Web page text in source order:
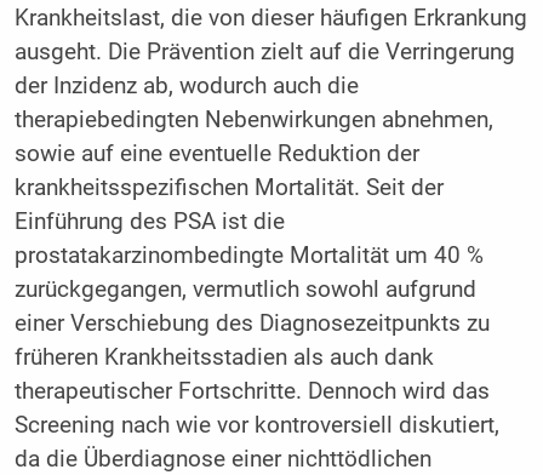
Krankheitslast, die von dieser häufigen Erkrankung
ausgeht. Die Prävention zielt auf die Verringerung
der Inzidenz ab, wodurch auch die
therapiebedingten Nebenwirkungen abnehmen,
sowie auf eine eventuelle Reduktion der
krankheitsspezifischen Mortalität. Seit der
Einführung des PSA ist die
prostatakarzinombedingte Mortalität um 40 %
zurückgegangen, vermutlich sowohl aufgrund
einer Verschiebung des Diagnosezeitpunkts zu
früheren Krankheitsstadien als auch dank
therapeutischer Fortschritte. Dennoch wird das
Screening nach wie vor kontroversiell diskutiert,
da die Überdiagnose einer nichttödlichen